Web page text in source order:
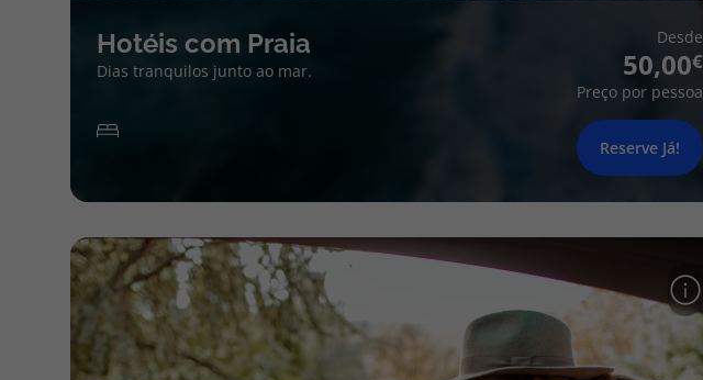
Hotéis com Praia
Dias tranquilos junto ao mar.
Desde
50,00
Preço por pessoa
Reserve Já!